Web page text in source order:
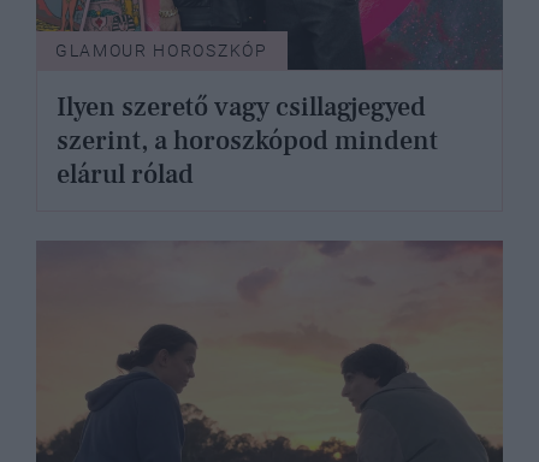
GLAMOUR HOROSZKÓP
Ilyen szerető vagy csillagjegyed
szerint, a horoszkópod mindent
elárul rólad